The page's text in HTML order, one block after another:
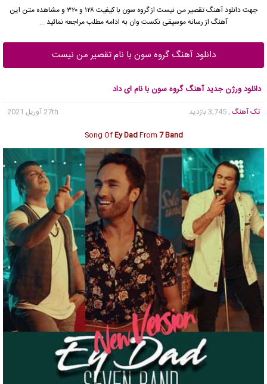
جهت دانلود آهنگ تقصیر من نیست ازگروه سون
با کیفیت ۱۲۸ و ۳۲۰ و مشاهده متن این
آهنگ از رسانه موسیقی نکست وان به ادامه مطلب مراجعه نمائید …
دانلود آهنگ گروه سون با نام تقصیر من نیست
دانلود ورژن جدید آهنگ گروه سون با نام ای داد
تک آهنگ , 3,745 بازدید
27th آوریل 2021
Song OfEy DadFrom 7 Band